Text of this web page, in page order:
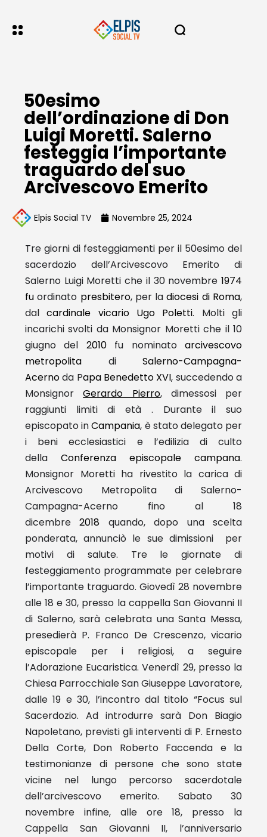
50esimo
dell’ordinazione di Don
Luigi Moretti. Salerno
festeggia l’importante
traguardo del suo
Arcivescovo Emerito
Elpis Social TV Novembre 25, 2024
Tre giorni di festeggiamenti per il 50esimo del
sacerdozio dell’Arcivescovo Emerito di
Salerno Luigi Moretti che il 30 novembre1974
fuordinato presbitero, per ladiocesi di Roma,
dalcardinale vicario Ugo Poletti. Molti gli
incarichi svolti da Monsignor Moretti che il 10
giugno del 2010fu nominatoarcivescovo
metropolita di Salerno-Campagna-
Acernoda Papa Benedetto XVI, succedendo a
MonsignorGerardo Pierro, dimessosi per
raggiunti limiti di età . Durante il suo
episcopato inCampania, è stato delegato per
i beni ecclesiastici e l’edilizia di culto
della Conferenza episcopale campana.
Monsignor Moretti ha rivestito la carica di
Arcivescovo Metropolita di Salerno-
Campagna-Acerno fino al 18
dicembre2018 quando, dopo una scelta
ponderata, annunciò le sue dimissioni per
motivi di salute. Tre le giornate di
festeggiamento programmate per celebrare
l’importante traguardo. Giovedì 28 novembre
alle 18 e 30, presso la cappella San Giovanni II
di Salerno, sarà celebrata una Santa Messa,
presedierà P. Franco De Crescenzo, vicario
episcopale per i religiosi, a seguire
l’Adorazione Eucaristica. Venerdì 29, presso la
Chiesa Parrocchiale San Giuseppe Lavoratore,
dalle 19 e 30, l’incontro dal titolo “Focus sul
Sacerdozio. Ad introdurre sarà Don Biagio
Napoletano, previsti gli interventi di P. Ernesto
Della Corte, Don Roberto Faccenda e la
testimonianze di persone che sono state
vicine nel lungo percorso sacerdotale
dell’arcivescovo emerito. Sabato 30
novembre infine, alle ore 18, presso la
Cappella San Giovanni II, l’anniversario